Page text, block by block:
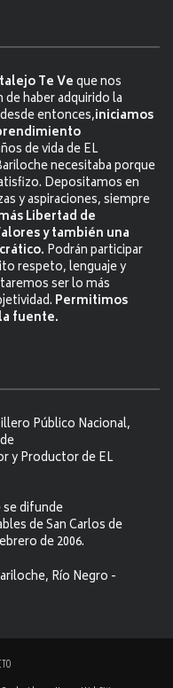
Te Veque nos
haber adquirido la
entonces,iniciamos
de vida de EL
necesitaba porque
Depositamos en
y aspiraciones, siempre
Libertad de
y también una
Podrán participar
respeto, lenguaje y
ser lo más
Permitimos
fuente.
Público Nacional,
y Productor de EL
difunde
de San Carlos de
de 2006.
Río Negro -